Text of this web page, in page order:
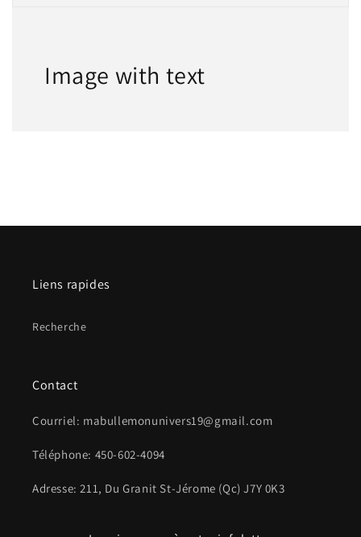
Image with text
Liens rapides
Recherche
Contact
Courriel: mabullemonunivers19@gmail.com
Téléphone: 450-602-4094
Adresse: 211, Du Granit St-Jérome (Qc) J7Y 0K3